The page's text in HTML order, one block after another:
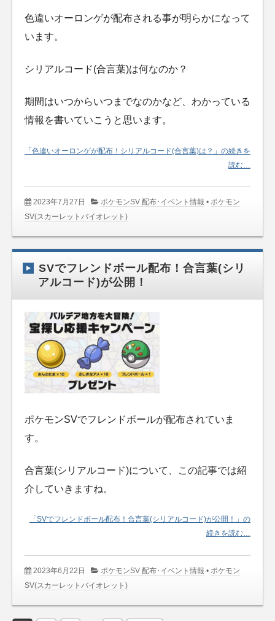
色違いオーロンゲが配布される事が明らかになって
います。
シリアルコード(合言葉)は何なのか？
期間はいつからいつまでなのかなど、わかっている
情報を書いていこうと思います。
「色違いオーロンゲが配布！シリアルコード(合言葉)は？」の続きを
読む…
2023年7月27日 ポケモンSV 配布･イベント情報 •ポケモン
SV(スカーレットバイオレット)
SVでフレンドボール配布！合言葉(シリ
アルコード)が公開！
ポケモンSVでフレンドボールが配布されていま
す。
合言葉(シリアルコード)について、この記事では紹
介していきますね。
「SVでフレンドボール配布！合言葉(シリアルコード)が公開！」の
続きを読む…
2023年6月22日 ポケモンSV 配布･イベント情報 •ポケモン
SV(スカーレットバイオレット)